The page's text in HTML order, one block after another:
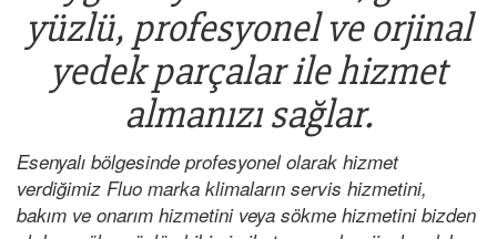
yüzlü, profesyonel ve orjinal
yedek parçalar ile hizmet
almanızı sağlar.
Esenyalı bölgesinde profesyonel olarak hizmet
verdiğimiz Fluo marka klimaların servis hizmetini,
bakım ve onarım hizmetini veya sökme hizmetini bizden